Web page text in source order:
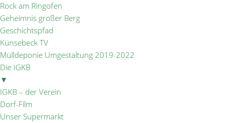
Rock am Ringofen
Geheimnis großer Berg
Geschichtspfad
Künsebeck TV
Mülldeponie Umgestaltung 2019-2022
Die IGKB
▼
IGKB – der Verein
Dorf-Film
Unser Supermarkt